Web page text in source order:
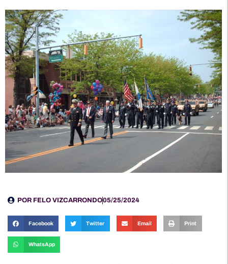
POR FELO VIZCARRONDO05/25/2024
Facebook Twitter Email Print
WhatsApp